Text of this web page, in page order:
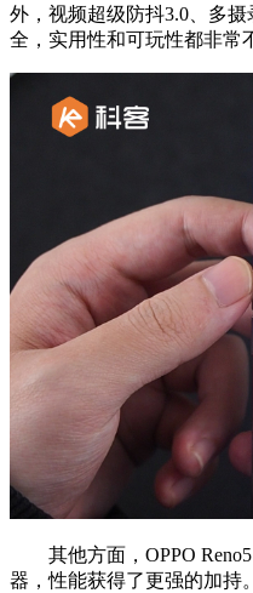
外，视频超级防抖3.0、多
全，实用性和可玩性都非常
其他方面，OPPO Reno5
器，性能获得了更强的加持